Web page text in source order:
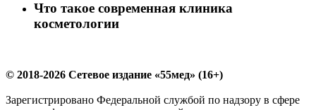
Что такое современная клиника
косметологии
© 2018-2026 Сетевое издание «55мед» (16+)
Зарегистрировано Федеральной службой по надзору в сфере